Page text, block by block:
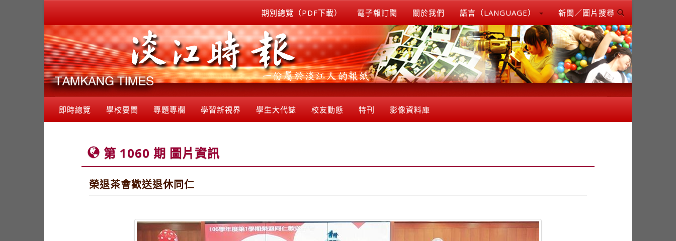
期別總覽（PDF下載） 電子報訂閱 關於我們 語言（LANGUAGE） 新聞／圖片搜尋
即時總覽 學校要聞 專題專欄 學習新視界 學生大代誌 校友動態 特刊 影像資料庫
第 1060 期 圖片資訊
榮退茶會歡送退休同仁